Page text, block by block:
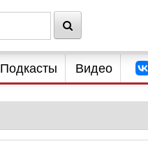
Подкасты Видео